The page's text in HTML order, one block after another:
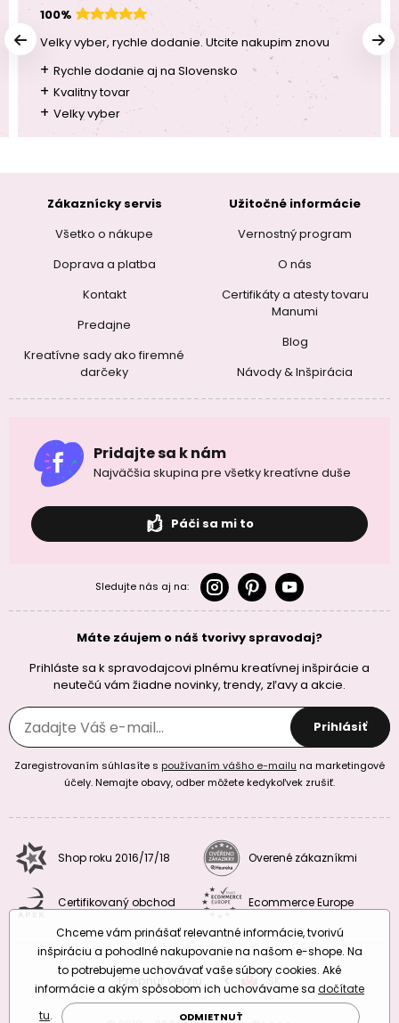
100%
Velky vyber, rychle dodanie. Utcite nakupim znovu
+ Rychle dodanie aj na Slovensko
+ Kvalitny tovar
+ Velky vyber
Zákaznícky servis
Všetko o nákupe
Doprava a platba
Kontakt
Predajne
Kreatívne sady ako firemné
darčeky
Užitočné informácie
Vernostný program
O nás
Certifikáty a atesty tovaru
Manumi
Blog
Návody & Inšpirácia
Pridajte sa k nám
Najväčšia skupina pre všetky kreatívne duše
Páči sa mi to
Sledujte nás aj na:
Máte záujem o náš tvorivy spravodaj?
Prihláste sa k spravodajcovi plnému kreatívnej inšpirácie a
neutečú vám žiadne novinky, trendy, zľavy a akcie.
Prihlásiť
Zaregistrovaním súhlasíte s používaním vášho e-mailu na marketingové
účely. Nemajte obavy, odber môžete kedykoľvek zrušiť.
Shop roku 2016/17/18 Overené zákazníkmi
Certifikovaný obchod Ecommerce Europe
Prepnúť verziu: CZSK
Chceme vám prinášať relevantné informácie, tvorivú
inšpiráciu a pohodlné nakupovanie na našom e-shope. Na
to potrebujeme uchovávať vaše súbory cookies. Aké
informácie a akým spôsobom ich uchovávame sa dočítate
tu. ODMIETNUŤ